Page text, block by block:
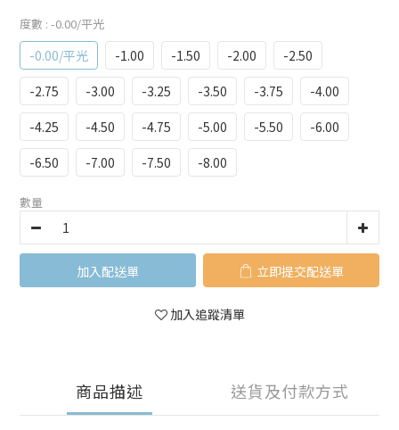
度數 : -0.00/平光
-0.00/平光 -1.00 -1.50 -2.00
-2.50
-2.75
-3.00 -3.25 -3.50 -3.75
-4.00
-4.25
-4.50 -4.75 -5.00 -5.50
-6.00
-6.50
-7.00 -7.50 -8.00
數量
加入購物車 立即購買
加入追蹤清單
商品描述 送貨及付款方式